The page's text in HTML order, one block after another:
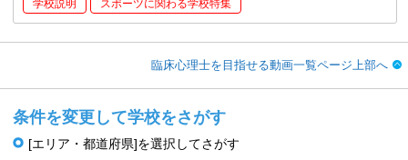
学校説明 スポーツに関わる学校特集
臨床心理士を目指せる動画一覧ページ上部へ
条件を変更して学校をさがす
[エリア・都道府県]を選択してさがす